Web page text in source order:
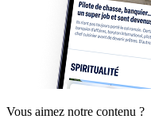
Vous aimez notre contenu ?